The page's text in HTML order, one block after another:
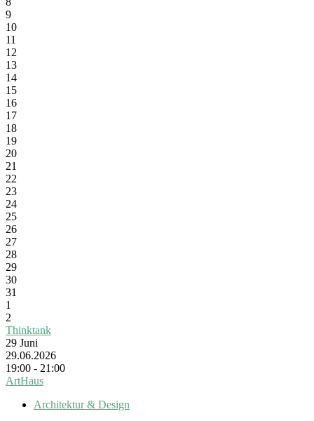
9
10
11
12
13
14
15
16
17
18
19
20
21
22
23
24
25
26
27
28
29
30
31
1
2
Thinktank
29 Juni
29.06.2026
19:00 - 21:00
ArtHaus
Architektur & Design